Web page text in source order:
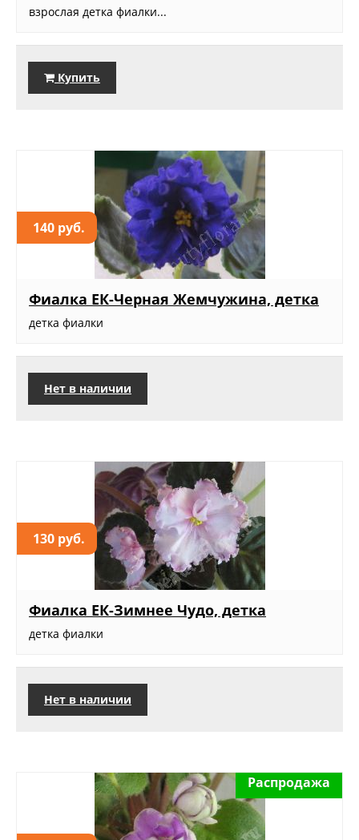
взрослая детка фиалки...
Купить
140 руб.
Фиалка ЕК-Черная Жемчужина, детка
детка фиалки
Нет в наличии
130 руб.
Фиалка ЕК-Зимнее Чудо, детка
детка фиалки
Нет в наличии
Распродажа